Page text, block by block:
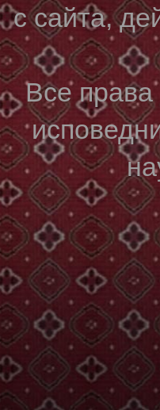
с сайта,
Все